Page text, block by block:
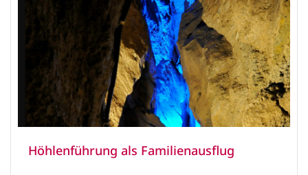
Höhlenführung als Familienausflug